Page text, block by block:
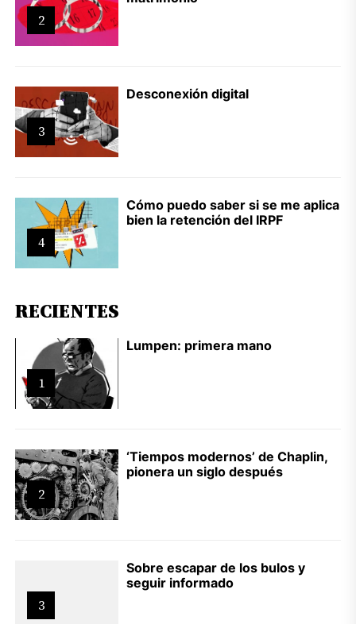
2
3
Desconexión digital
4
Cómo puedo saber si se me aplica
bien la retención del IRPF
RECIENTES
1
Lumpen: primera mano
2
‘Tiempos modernos’ de Chaplin,
pionera un siglo después
3
Sobre escapar de los bulos y
seguir informado